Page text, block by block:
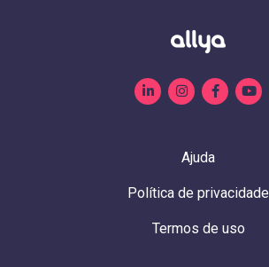
Ajuda
Política de privacidade
Termos de uso